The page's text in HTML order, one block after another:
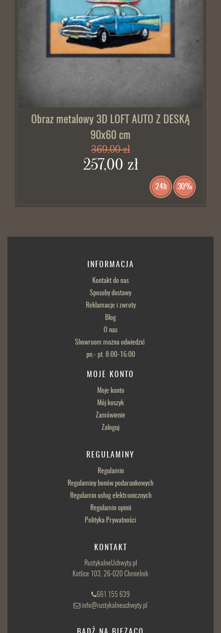
Obraz metalowy 3D LOFT AUTO Z DESKĄ
90x60 cm
369,00 zł
257,00 zł
24h 30%
INFORMACJA
Kontakt do nas
Sposoby dostawy
Reklamacje i zwroty
Blog
O nas
Showroom można odwiedzić
pn.- pt. 8:00-16:00
MOJE KONTO
Moje konto
Mój koszyk
Zamówienie
Zaloguj
REGULAMINY
Regulamin
Regulaminy bonów podarunkowych
Regulamin usług elektronicznych
Regulamin opinii
Polityka Prywatności
KONTAKT
RustykalneUchwyty.pl
Kotlice 103, 26-020 Chmielnik
661 155 639
info@rustykalneuchwyty.pl